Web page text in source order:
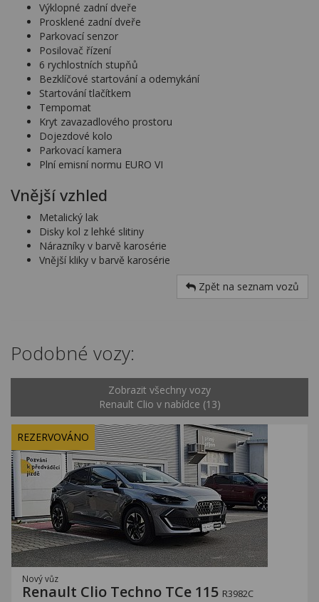
Výklopné zadní dveře
Prosklené zadní dveře
Parkovací senzor
Posilovač řízení
6 rychlostních stupňů
Bezklíčové startování a odemykání
Startování tlačítkem
Tempomat
Kryt zavazadlového prostoru
Dojezdové kolo
Parkovací kamera
Plní emisní normu EURO VI
Vnější vzhled
Metalický lak
Disky kol z lehké slitiny
Nárazníky v barvě karosérie
Vnější kliky v barvě karosérie
Zpět na seznam vozů
Podobné vozy:
Zobrazit všechny vozy
Renault Clio v nabídce (13)
REZERVOVÁNO
Nový vůz
Renault Clio Techno TCe 115 R3982C